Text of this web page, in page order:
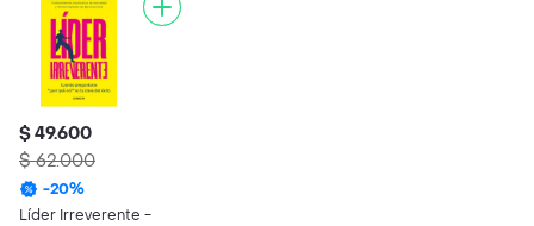
$ 49.600
$ 62.000
-20%
Líder Irreverente -